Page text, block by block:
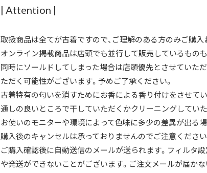
| Attention |
取扱商品は全てが古着ですので、ご理解のある方のみご購入
オンライン掲載商品は店頭でも並行して販売しているものも
同時にソールドしてしまった場合は店頭優先とさせていた
ただく可能性がございます。予めご了承ください。
古着特有の匂いを消すためにお香による香り付けをさせて
通しの良いところで干していただくかクリーニングしてい
お使いのモニターや環境によって色味に多少の差異が出る
購入後のキャンセルは承っておりませんのでご注意ください
ご購入確認後に自動送信のメールが送られます。フィルタ
や発送ができないことがございます。ご注文メールが届か